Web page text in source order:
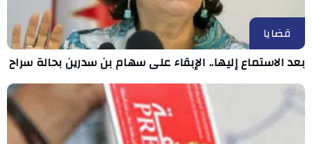
قضايا
بعد الاستماع إليها.. الإبقاء على سهام بن سدرين بحالة سراح